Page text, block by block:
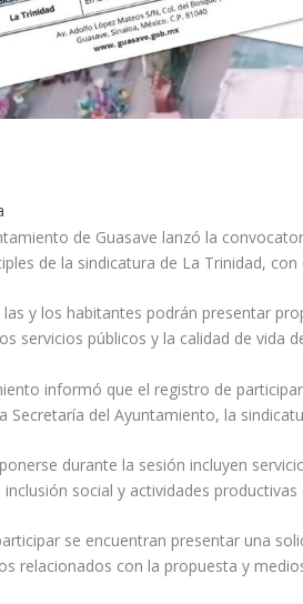
de Guasave lanzó la
de la sindicatura de La Trinidad,
y los habitantes podrán presentar
servicios públicos y la calidad de vida
informó que el registro de
Secretaría del Ayuntamiento, la
durante la sesión incluyen
social y actividades
se encuentran presentar una
relacionados con la propuesta y